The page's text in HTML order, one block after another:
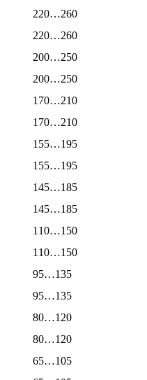
220…260
220…260
200…250
200…250
170…210
170…210
155…195
155…195
145…185
145…185
110…150
110…150
95…135
95…135
80…120
80…120
65…105